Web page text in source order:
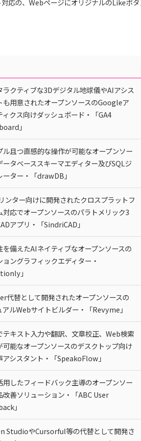
応の、WebページにオリジナルのLikeボ
ラクティブな3Dデジタル地球儀やAIアシス
も用意されたオープンソースのGoogleア
ィクス向けダッシュボード・「GA4
」
ル且つ直感的な操作が可能なオープンソー
ータベーススキーマエディター及びSQLジ
ーター・「drawDB」
ンター向けに開発されたクロスプラットフ
対応でオープンソースのパラトメリック3
アプリ・「SindriCAD」
を備えたAIネイティブなオープンソースの
ョングラフィックエディター・
」
代替として開発されたオープンソースの
アルWebサイトビルダー・「Revyme」
テキスト入力や翻訳、文章校正、Web検索
可能なオープンソースのデスクトップ向け
アシスタント・「SpeakoFlow」
用したフィードバック主導のオープンソー
改善ソリューション・「ABC User
」
StudioやCursorful等の代替として開発さ